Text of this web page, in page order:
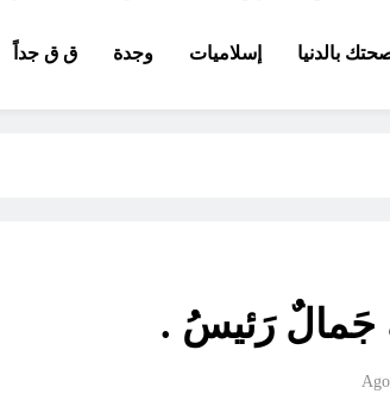
بالدنيا إسلاميات وجدة ق ق جداً
جَمالٌ رَئيسُ .